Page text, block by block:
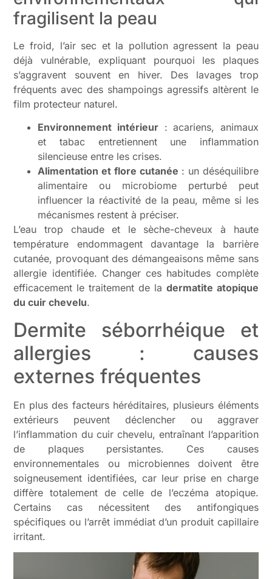
fragilisent la peau
Le froid, l’air sec et la pollution agressent la peau
déjà vulnérable, expliquant pourquoi les plaques
s’aggravent souvent en hiver. Des lavages trop
fréquents avec des shampoings agressifs altèrent le
film protecteur naturel.
Environnement intérieur: acariens, animaux
et tabac entretiennent une inflammation
silencieuse entre les crises.
Alimentation et flore cutanée : un déséquilibre
alimentaire ou microbiome perturbé peut
influencer la réactivité de la peau, même si les
mécanismes restent à préciser.
L’eau trop chaude et le sèche-cheveux à haute
température endommagent davantage la barrière
cutanée, provoquant des démangeaisons même sans
allergie identifiée. Changer ces habitudes complète
efficacement le traitement de la dermatite atopique
du cuir chevelu.
Dermite séborrhéique et
allergies : causes
externes fréquentes
En plus des facteurs héréditaires, plusieurs éléments
extérieurs peuvent déclencher ou aggraver
l’inflammation du cuir chevelu, entraînant l’apparition
de plaques persistantes. Ces causes
environnementales ou microbiennes doivent être
soigneusement identifiées, car leur prise en charge
diffère totalement de celle de l’eczéma atopique.
Certains cas nécessitent des antifongiques
spécifiques ou l’arrêt immédiat d’un produit capillaire
irritant.